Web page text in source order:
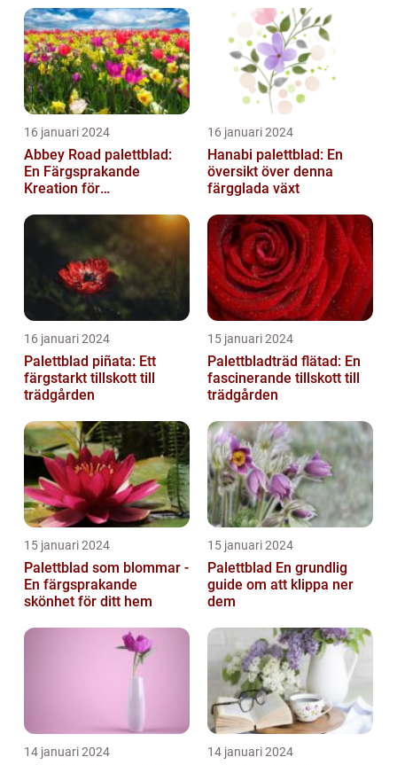
16 januari 2024
Abbey Road palettblad:
En Färgsprakande
Kreation för
16 januari 2024
Hanabi palettblad: En
översikt över denna
färgglada växt
16 januari 2024
Palettblad piñata: Ett
färgstarkt tillskott till
trädgården
15 januari 2024
Palettbladträd flätad: En
fascinerande tillskott till
trädgården
15 januari 2024
Palettblad som blommar -
En färgsprakande
skönhet för ditt hem
15 januari 2024
Palettblad En grundlig
guide om att klippa ner
dem
14 januari 2024 14 januari 2024